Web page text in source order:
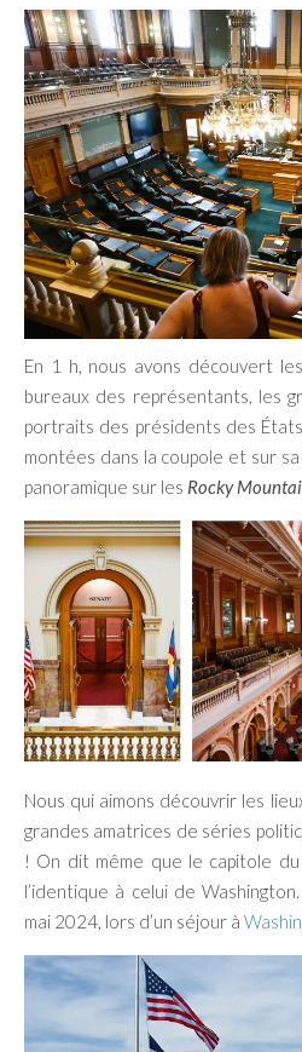
En 1 h, nous avons découvert
bureaux des représentants, les
portraits des présidents des
montées dans la coupole et sur
panoramique sur les Rocky
Nous qui aimons découvrir les
grandes amatrices de séries
! On dit même que le capitole
l’identique à celui de
mai 2024, lors d’un séjour à